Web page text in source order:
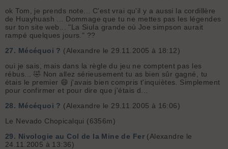
ok Tom, je prends note... C'est vrai qu'il y a aussi la cordillère
de Huayhuash ... Dommage que tu ne mettes pas les légendes
sur ton site web... "La Siula grande où Joe simpson aurait
rampé quelques jours." ??
27. Mécéquoi ? (Alexandre le 29.11.2005 à 18:12)
oui je sais, mais dans la règle du jeu ne comptent pas les
rébus... 🤣 Non allez sérieusement tu as bien sûr gagné, tu
étais le premier 😄 j'avais bien compris t'inquiètes. Simplement
pour confirmer et pour dire que j'étais d...
28. Mécéquoi ? (Alexandre le 29.11.2005 à 16:06)
Le Nevado Chopicalqui (6356m)
29. Nivologie au Col de la Mine de Fer(Alexandre le
24.11.2005 à 13:36)